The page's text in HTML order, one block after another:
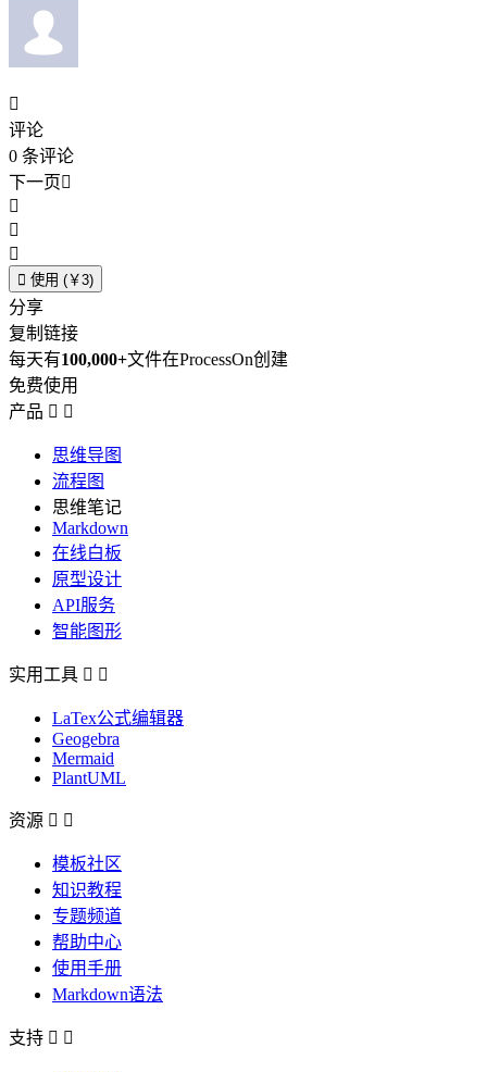

评论
0 条评论
下一页



 使用 (￥3)
分享
复制链接
每天有100,000+文件在ProcessOn创建
免费使用
产品  
思维导图
流程图
思维笔记
Markdown
在线白板
原型设计
API服务
智能图形
实用工具  
LaTex公式编辑器
Geogebra
Mermaid
PlantUML
资源  
模板社区
知识教程
专题频道
帮助中心
使用手册
Markdown语法
支持  